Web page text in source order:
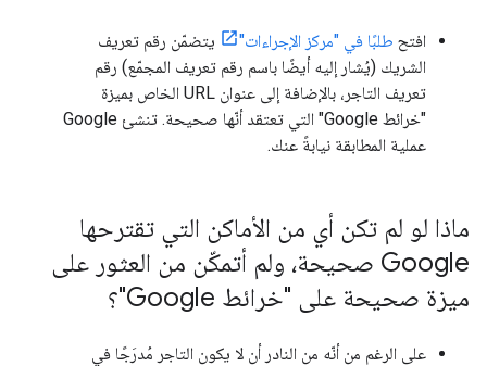
افتح طلبًا في "مركز الإجراءات"
يتضمّن رقم تعريف
الشريك (يُشار إليه أيضًا باسم رقم تعريف المجمّع) رقم
تعريف التاجر، بالإضافة إلى عنوان URL الخاص بميزة
"خرائط Google" التي تعتقد أنّها صحيحة. تنشئ Google
عملية المطابقة نيابةً عنك.
ماذا لو لم تكن أي من الأماكن التي تقترحها
Google صحيحة، ولم أتمكّن من العثور على
ميزة صحيحة على "خرائط Google"؟
على الرغم من أنّه من النادر أن لا يكون التاجر مُدرَجًا في